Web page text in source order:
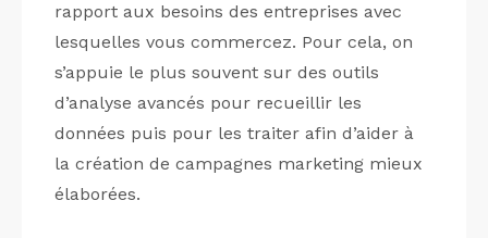
rapport aux besoins des entreprises avec
lesquelles vous commercez. Pour cela, on
s’appuie le plus souvent sur des outils
d’analyse avancés pour recueillir les
données puis pour les traiter afin d’aider à
la création de campagnes marketing mieux
élaborées.